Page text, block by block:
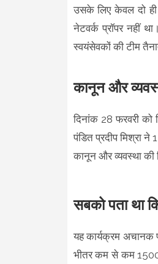
उसके लिए केवल दो ही
नेटवर्क प्रॉपर नहीं
स्वयंसेवकों की टीम
कानून और
दिनांक 28 फरवरी को
पंडित प्रदीप मिश्रा
कानून और व्यवस्था
सबको पता था
यह कार्यक्रम अचानक
भीतर कम से कम